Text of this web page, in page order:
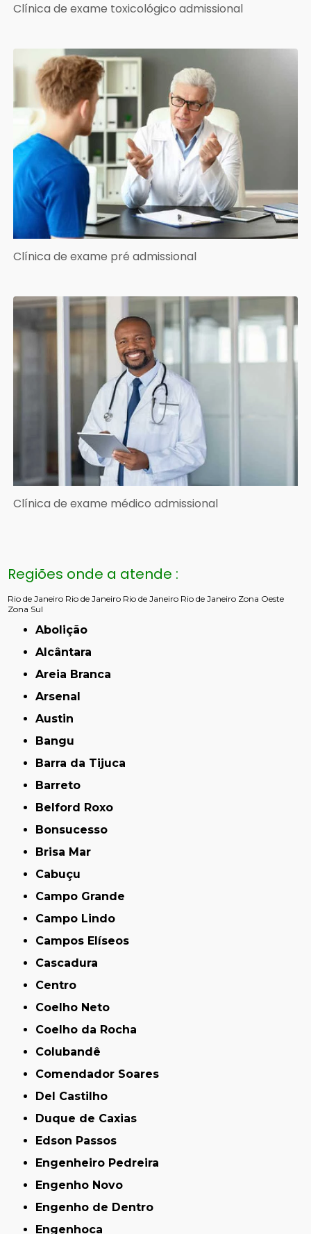
Clínica de exame toxicológico admissional
Clínica de exame pré admissional
Clínica de exame médico admissional
Regiões onde a atende :
Rio de Janeiro Rio de Janeiro Rio de Janeiro Rio de Janeiro Zona Oeste
Zona Sul
Abolição
Alcântara
Areia Branca
Arsenal
Austin
Bangu
Barra da Tijuca
Barreto
Belford Roxo
Bonsucesso
Brisa Mar
Cabuçu
Campo Grande
Campo Lindo
Campos Elíseos
Cascadura
Centro
Coelho Neto
Coelho da Rocha
Colubandê
Comendador Soares
Del Castilho
Duque de Caxias
Edson Passos
Engenheiro Pedreira
Engenho Novo
Engenho de Dentro
Engenhoca